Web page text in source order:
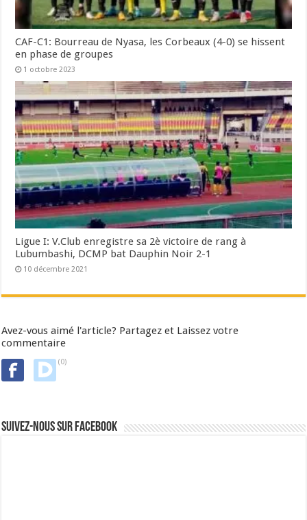
CAF-C1: Bourreau de Nyasa, les Corbeaux (4-0) se hissent
en phase de groupes
1 octobre 2023
Ligue I: V.Club enregistre sa 2è victoire de rang à
Lubumbashi, DCMP bat Dauphin Noir 2-1
10 décembre 2021
Avez-vous aimé l'article? Partagez et Laissez votre
commentaire
(0)
Suivez-nous sur Facebook